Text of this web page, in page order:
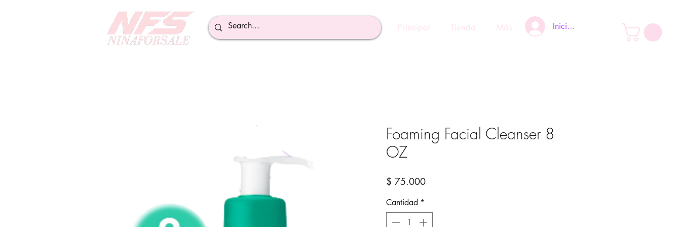
Principal Tienda Más Iniciar sesión
Foaming Facial Cleanser 8
OZ
$ 75.000Precio
Cantidad *